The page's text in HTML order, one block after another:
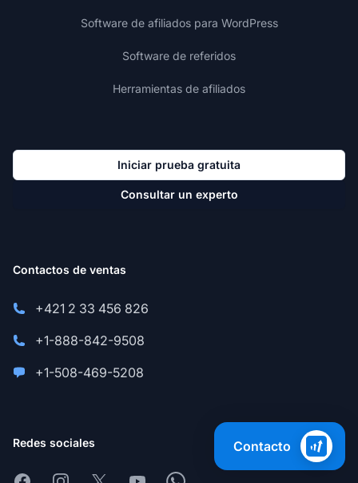
Software de afiliados para WordPress
Software de referidos
Herramientas de afiliados
Iniciar prueba gratuita
Consultar un experto
Contactos de ventas
+421 2 33 456 826
+1-888-842-9508
+1-508-469-5208
Redes sociales Contacto